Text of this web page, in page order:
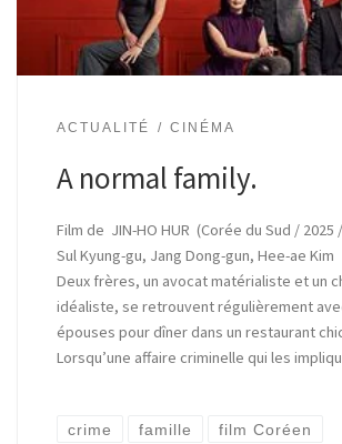
ACTUALITÉ CINÉMA
A normal family.
Film de JIN-HO HUR (Corée du Sud / 2025
Sul Kyung-gu, Jang Dong-gun, Hee-ae
Deux frères, un avocat matérialiste et un
idéaliste, se retrouvent régulièrement
épouses pour dîner dans un restaurant
Lorsqu’une affaire criminelle qui les
crime famille film Coréen